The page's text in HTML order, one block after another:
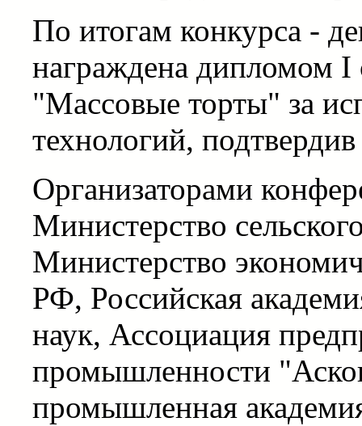
По итогам конкурса -
награждена дипломом I
"Массовые торты" за
технологий,
Организаторами
Министерство
Министерство
РФ, Российская
наук, Ассоциация
промышленности
промышленная